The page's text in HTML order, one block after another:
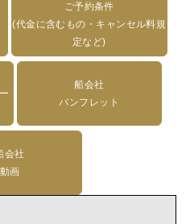
ご予約条件
(代金に含むもの・キャンセル料規
定など)
船会社
パンフレット
会社
動画